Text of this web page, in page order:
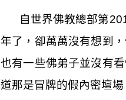
自世界佛教總部第
年了，卻萬萬沒有想到
也有一些佛弟子並沒有
道那是冒牌的假內密壇